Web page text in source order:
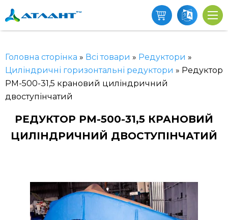
Головна сторінка » Всі товари » Редуктори »
Циліндричні горизонтальні редуктори » Редуктор
РМ-500-31,5 крановий циліндричний
двоступінчатий
РЕДУКТОР РМ-500-31,5 КРАНОВИЙ
ЦИЛІНДРИЧНИЙ ДВОСТУПІНЧАТИЙ